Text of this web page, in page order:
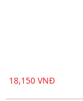
18,150 VNĐ